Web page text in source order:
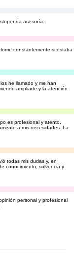
asesoría.
constantemente si estaba
he llamado y me han
ampliarte y la atención
es profesional y atento,
a mis necesidades. La
todas mis dudas y, en
conocimiento, solvencia y
personal y profesional